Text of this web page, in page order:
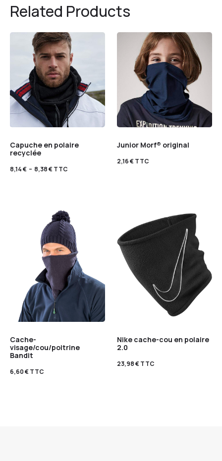
Related Products
Capuche en polaire
recyclée
8,14€ – 8,38€TTC
Junior Morf® original
2,16€TTC
Cache-
visage/cou/poitrine
Bandit
6,60€TTC
Nike cache-cou en polaire
2.0
23,98€TTC